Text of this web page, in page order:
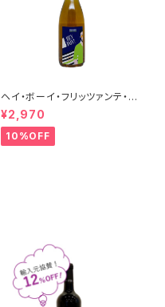
ヘイ・ボーイ・フリッツァンテ・ビ
アンコ 2022 オールド・ボー
イ
¥2,970
10%OFF